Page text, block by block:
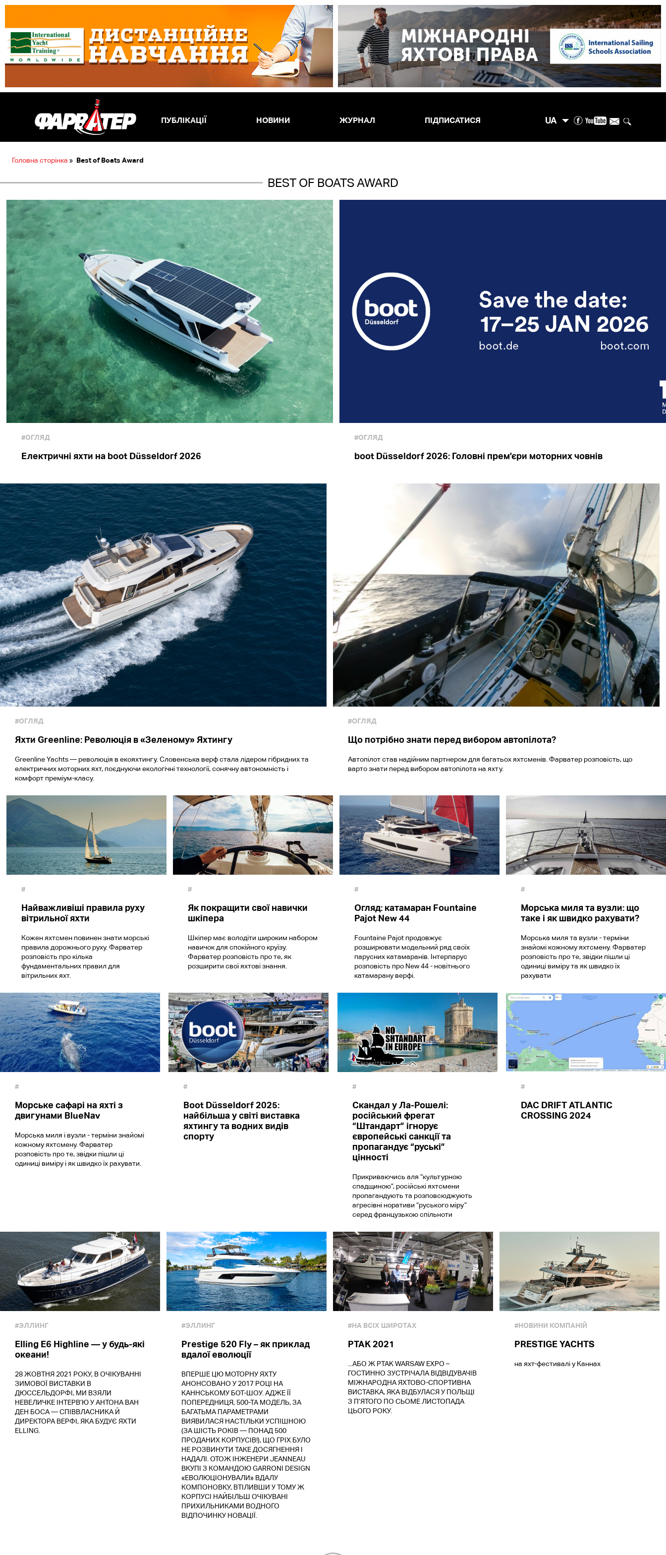
ПУБЛІКАЦІЇ НОВИНИ ЖУРНАЛ ПІДПИСАТИСЯ UA
Головна сторінка » Вest of Boats Award
ВEST OF BOATS AWARD
#ОГЛЯД
Електричні яхти на boot Düsseldorf 2026
#ОГЛЯД
boot Düsseldorf 2026: Головні прем’єри моторних човнів
#ОГЛЯД
Яхти Greenline: Революція в «Зеленому» Яхтингу
Greenline Yachts — революція в екояхтингу. Словенська верф стала лідером гібридних та
електричних моторних яхт, поєднуючи екологічні технології, сонячну автономність і
комфорт преміум-класу.
#ОГЛЯД
Що потрібно знати перед вибором автопілота?
Автопілот став надійним партнером для багатьох яхтсменів. Фарватер розповість, що
варто знати перед вибором автопілота на яхту.
#
Найважливіші правила руху
вітрильної яхти
Кожен яхтсмен повинен знати морські
правила дорожнього руху. Фарватер
розповість про кілька
фундаментальних правил для
вітрильних яхт.
#
Як покращити свої навички
шкіпера
Шкіпер має володіти широким набором
навичок для спокійного круїзу.
Фарватер розповість про те, як
розширити свої яхтові знання.
#
Огляд: катамаран Fountaine
Pajot New 44
Fountaine Pajot продовжує
розширювати модельний ряд своїх
парусних катамаранів. Інтерпарус
розповість про New 44 - новітнього
катамарану верфі.
#
Морська миля та вузли: що
таке і як швидко рахувати?
Морська миля та вузли - терміни
знайомі кожному яхтсмену. Фарватер
розповість про те, звідки пішли ці
одиниці виміру та як швидко їх
рахувати
#
Морське сафарі на яхті з
двигунами BlueNav
Морська миля і вузли - терміни знайомі
кожному яхтсмену. Фарватер
розповість про те, звідки пішли ці
одиниці виміру і як швидко їх рахувати.
#
Boot Düsseldorf 2025:
найбільша у світі виставка
яхтингу та водних видів
спорту
#
Скандал у Ла-Рошелі:
російський фрегат
“Штандарт” ігнорує
європейські санкції та
пропагандує “руські”
цінності
Прикриваючись аля “культурною
спадщиною”, російські яхтсмени
пропагандують та розповсюджують
агресівні норативи “руського міру”
серед французькою спільноти
#
DAC DRIFT ATLANTIC
CROSSING 2024
#ЭЛЛИНГ
Elling E6 Highline — у будь-які
океани!
28 ЖОВТНЯ 2021 РОКУ, В ОЧІКУВАННІ
ЗИМОВОЇ ВИСТАВКИ В
ДЮССЕЛЬДОРФІ, МИ ВЗЯЛИ
НЕВЕЛИЧКЕ ІНТЕРВ’Ю У АНТОНА ВАН
ДЕН БОСА — СПІВВЛАСНИКА Й
ДИРЕКТОРА ВЕРФІ, ЯКА БУДУЄ ЯХТИ
ELLING.
#ЭЛЛИНГ
Prestige 520 Fly – як приклад
вдалої еволюції
ВПЕРШЕ ЦЮ МОТОРНУ ЯХТУ
АНОНСОВАНО У 2017 РОЦІ НА
КАННСЬКОМУ БОТ-ШОУ. АДЖЕ ЇЇ
ПОПЕРЕДНИЦЯ, 500-ТА МОДЕЛЬ, ЗА
БАГАТЬМА ПАРАМЕТРАМИ
ВИЯВИЛАСЯ НАСТІЛЬКИ УСПІШНОЮ
(ЗА ШІСТЬ РОКІВ — ПОНАД 500
ПРОДАНИХ КОРПУСІВ!), ЩО ГРІХ БУЛО
НЕ РОЗВИНУТИ ТАКЕ ДОСЯГНЕННЯ І
НАДАЛІ. ОТОЖ ІНЖЕНЕРИ JEANNEAU
ВКУПІ З КОМАНДОЮ GARRONI DESIGN
«ЕВОЛЮЦІОНУВАЛИ» ВДАЛУ
КОМПОНОВКУ, ВТІЛИВШИ У ТОМУ Ж
КОРПУСІ НАЙБІЛЬШ ОЧІКУВАНІ
ПРИХИЛЬНИКАМИ ВОДНОГО
ВІДПОЧИНКУ НОВАЦІЇ.
#НА ВСІХ ШИРОТАХ
PTAK 2021
...АБО Ж PTAK WARSAW EXPO –
ГОСТИННО ЗУСТРІЧАЛА ВІДВІДУВАЧІВ
МІЖНАРОДНА ЯХТОВО-СПОРТИВНА
ВИСТАВКА, ЯКА ВІДБУЛАСЯ У ПОЛЬЩІ
З П’ЯТОГО ПО СЬОМЕ ЛИСТОПАДА
ЦЬОГО РОКУ.
#НОВИНИ КОМПАНІЙ
PRESTIGE YACHTS
на яхт-фестивалі у Каннах